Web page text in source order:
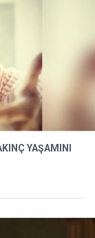
YAŞAMINI